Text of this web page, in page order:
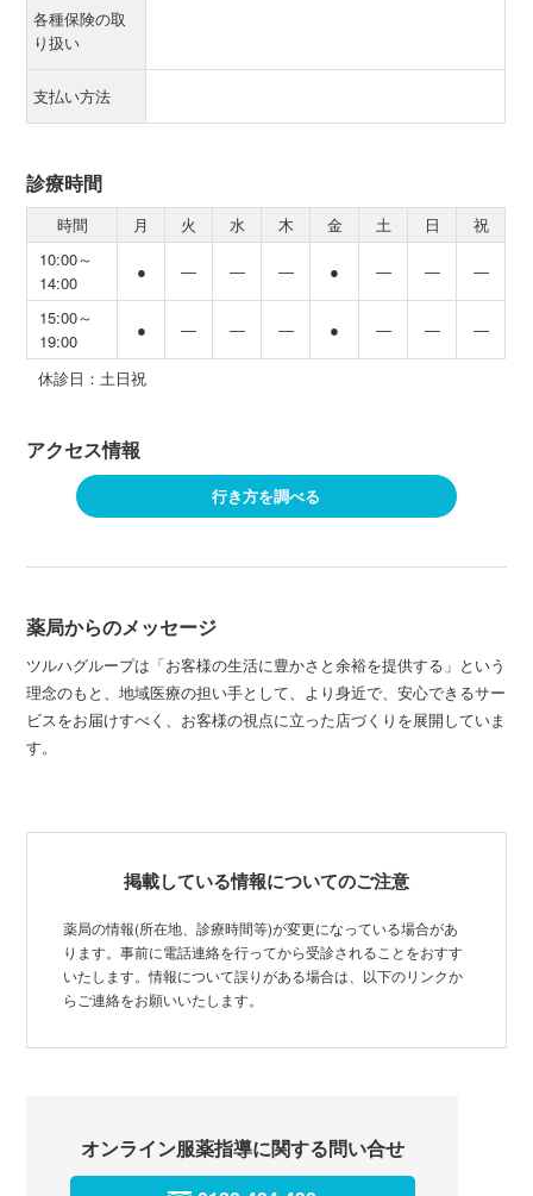
各種保険の取
り扱い
支払い方法
診療時間
時間 月 火 水 木 金 土 日
祝
10:00～
14:00
● ― ― ― ● ― ― ―
15:00～
19:00
● ― ― ― ● ― ― ―
休診日：土日祝
アクセス情報
行き方を調べる
薬局からのメッセージ
ツルハグループは「お客様の生活に豊かさと余裕を提供する」という
理念のもと、地域医療の担い手として、より身近で、安心できるサー
ビスをお届けすべく、お客様の視点に立った店づくりを展開していま
す。
掲載している情報についてのご注意
薬局の情報(所在地、診療時間等)が変更になっている場合があ
ります。事前に電話連絡を行ってから受診されることをおすす
いたします。情報について誤りがある場合は、以下のリンクか
らご連絡をお願いいたします。
オンライン服薬指導に関する問い合せ